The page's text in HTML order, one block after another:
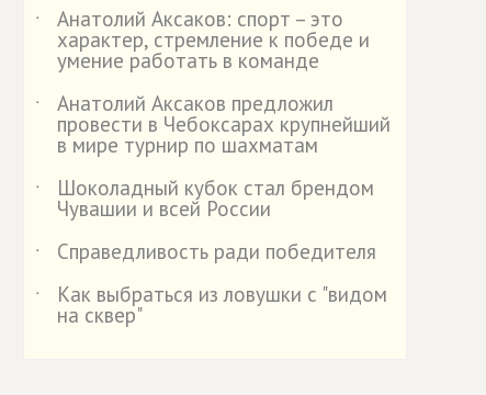
˙ Анатолий Аксаков: спорт – это
характер, стремление к победе и
умение работать в команде
˙
Анатолий Аксаков предложил
провести в Чебоксарах крупнейший
в мире турнир по шахматам
˙
Шоколадный кубок стал брендом
Чувашии и всей России
˙
Справедливость ради победителя
˙
Как выбраться из ловушки с "видом
на сквер"